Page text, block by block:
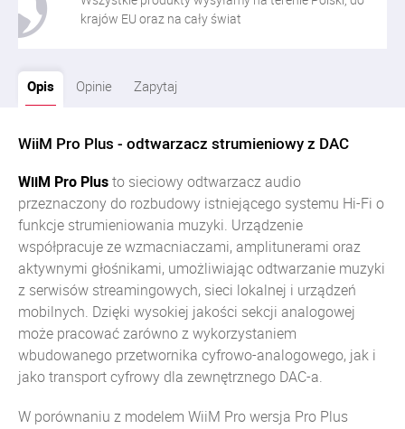
krajów EU oraz na cały świat
Opis Opinie Zapytaj
WiiM Pro Plus - odtwarzacz strumieniowy z DAC
WiiM Pro Plusto sieciowy odtwarzacz audio
przeznaczony do rozbudowy istniejącego systemu Hi-Fi o
funkcje strumieniowania muzyki. Urządzenie
współpracuje ze wzmacniaczami, amplitunerami oraz
aktywnymi głośnikami, umożliwiając odtwarzanie muzyki
z serwisów streamingowych, sieci lokalnej i urządzeń
mobilnych. Dzięki wysokiej jakości sekcji analogowej
może pracować zarówno z wykorzystaniem
wbudowanego przetwornika cyfrowo-analogowego, jak i
jako transport cyfrowy dla zewnętrznego DAC-a.
W porównaniu z modelem WiiM Pro wersja Pro Plus